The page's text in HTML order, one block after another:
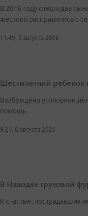
В 2016 году отец и два
жестоко расправились с
11:49, 5 августа 2026
Шестилетний ребенок
Возбуждено уголовное
помощь
9:21, 6 августа 2026
В Находке грузовой
К счастью, пострадавших